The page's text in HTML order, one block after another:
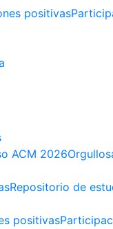
positivas
ACM 2026
Repositorio de
positivas